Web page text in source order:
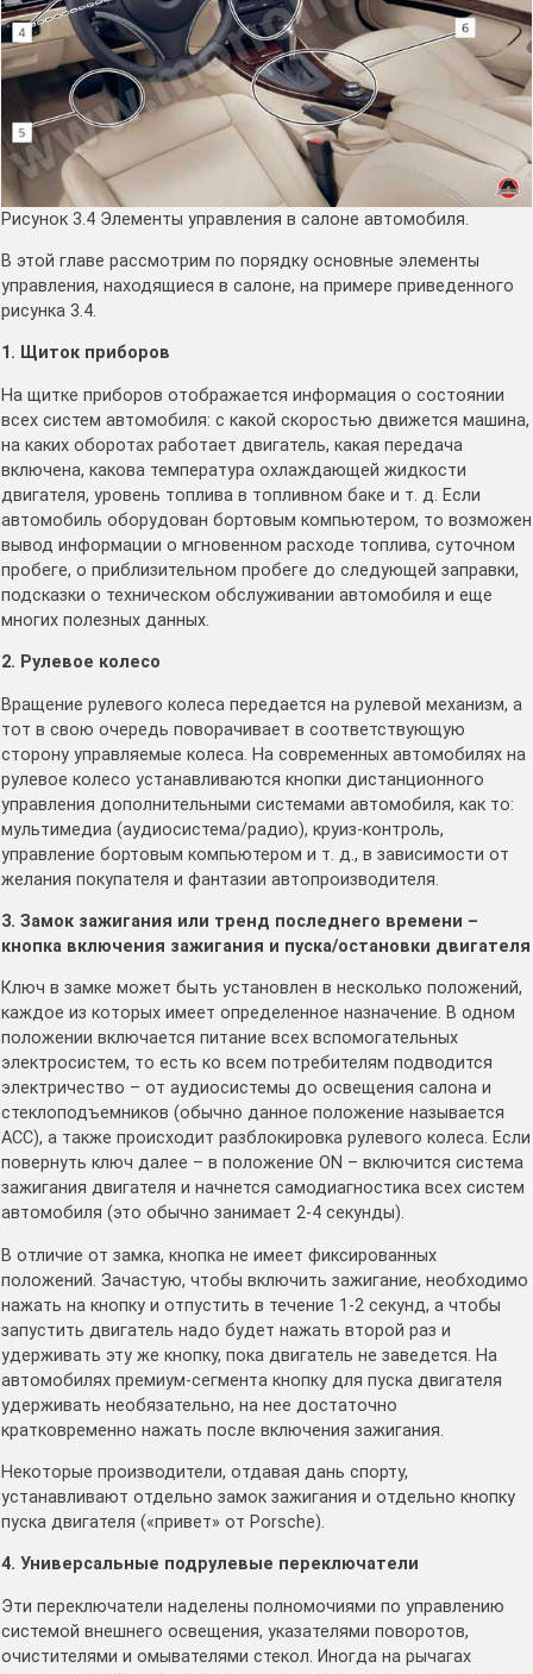
Рисунок 3.4 Элементы управления в салоне автомобиля.
В этой главе рассмотрим по порядку основные элементы
управления, находящиеся в салоне, на примере приведенного
рисунка 3.4.
1. Щиток приборов
На щитке приборов отображается информация о состоянии
всех систем автомобиля: с какой скоростью движется машина,
на каких оборотах работает двигатель, какая передача
включена, какова температура охлаждающей жидкости
двигателя, уровень топлива в топливном баке и т. д. Если
автомобиль оборудован бортовым компьютером, то возможен
вывод информации о мгновенном расходе топлива, суточном
пробеге, о приблизительном пробеге до следующей заправки,
подсказки о техническом обслуживании автомобиля и еще
многих полезных данных.
2. Рулевое колесо
Вращение рулевого колеса передается на рулевой механизм, а
тот в свою очередь поворачивает в соответствующую
сторону управляемые колеса. На современных автомобилях на
рулевое колесо устанавливаются кнопки дистанционного
управления дополнительными системами автомобиля, как то:
мультимедиа (аудиосистема/радио), круиз-контроль,
управление бортовым компьютером и т. д., в зависимости от
желания покупателя и фантазии автопроизводителя.
3. Замок зажигания или тренд последнего времени –
кнопка включения зажигания и пуска/остановки двигателя
Ключ в замке может быть установлен в несколько положений,
каждое из которых имеет определенное назначение. В одном
положении включается питание всех вспомогательных
электросистем, то есть ко всем потребителям подводится
электричество – от аудиосистемы до освещения салона и
стеклоподъемников (обычно данное положение называется
АСС), а также происходит разблокировка рулевого колеса. Если
повернуть ключ далее – в положение ON – включится система
зажигания двигателя и начнется самодиагностика всех систем
автомобиля (это обычно занимает 2-4 секунды).
В отличие от замка, кнопка не имеет фиксированных
положений. Зачастую, чтобы включить зажигание, необходимо
нажать на кнопку и отпустить в течение 1-2 секунд, а чтобы
запустить двигатель надо будет нажать второй раз и
удерживать эту же кнопку, пока двигатель не заведется. На
автомобилях премиум-сегмента кнопку для пуска двигателя
удерживать необязательно, на нее достаточно
кратковременно нажать после включения зажигания.
Некоторые производители, отдавая дань спорту,
устанавливают отдельно замок зажигания и отдельно кнопку
пуска двигателя («привет» от Porsche).
4. Универсальные подрулевые переключатели
Эти переключатели наделены полномочиями по управлению
системой внешнего освещения, указателями поворотов,
очистителями и омывателями стекол. Иногда на рычагах